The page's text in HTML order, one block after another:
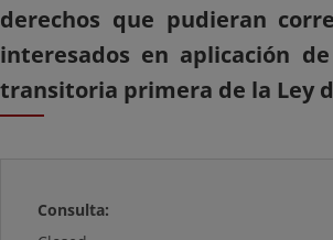
derechos que pudieran
interesados en aplicación
transitoria primera de la Ley
Consulta: